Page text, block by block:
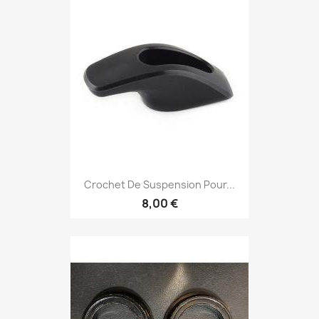
Crochet De Suspension Pour...
8,00 €